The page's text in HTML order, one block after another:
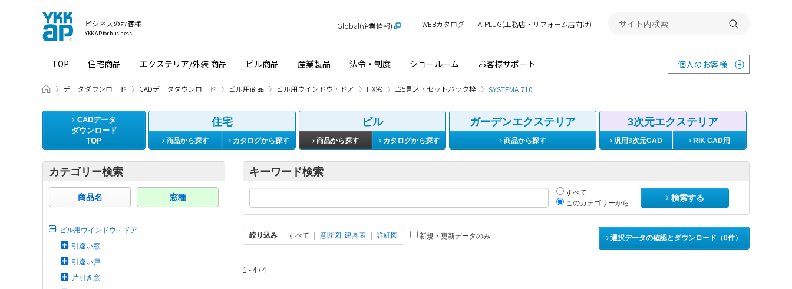
ビジネスのお客様
YKK AP for business
TOP 住宅商品 エクステリア/外装 商品 ビル商品 産業製品 法令・制度 ショールーム お客様サポート 個人のお客様
Global(企業情報) WEBカタログ A-PLUG(工務店・リフォーム店向け) 検索する
ビジネスのお客様 HOME
データダウンロード CADデータダウンロード ビル用商品 ビル用ウインドウ・ドア FIX窓 125見込・セットバック枠 SYSTEMA 710
CADデータ
ダウンロード
TOP
住宅
商品から探す カタログから探す
ビル
商品から探す カタログから探す
ガーデンエクステリア
商品から探す
3次元エクステリア
汎用3次元CAD RIK CAD用
カテゴリー検索
商品名 窓種
ビル用ウインドウ・ドア
引違い窓
引違い戸
片引き窓
キーワード検索
すべて
このカテゴリーから
検索する
絞り込み すべて 意匠図･建具表 詳細図 新規・更新データのみ 選択データの確認とダウンロード（0件）
1 - 4 / 4